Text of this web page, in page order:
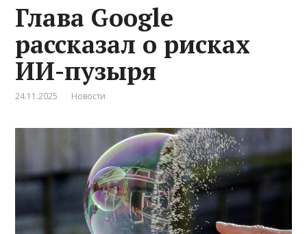
Глава Google
рассказал о рисках
ИИ-пузыря
24.11.2025 Новости